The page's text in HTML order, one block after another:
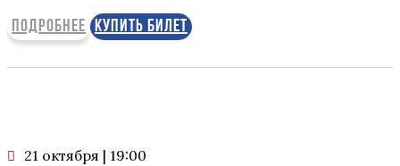
ПОДРОБНЕЕ КУПИТЬ БИЛЕТ
21 октября | 19:00